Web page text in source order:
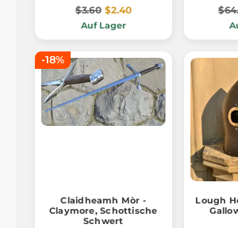
$3.60 $2.40
Auf Lager
-18%
Claidheamh Mòr -
Claymore, Schottische
Schwert
Lough